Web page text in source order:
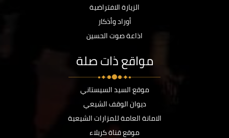
الزيارة الافتراضية
أوراد وأذكار
اذاعة صوت الحسين
مواقع ذات صلة
موقع السيد السيستاني
ديوان الوقف الشيعي
الامانة العامة للمزارات الشيعية
موقع قناة كربلاء